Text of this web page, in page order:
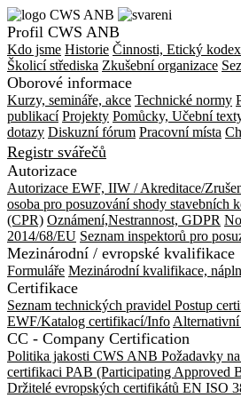
Profil CWS ANB
Kdo jsme Historie Činnosti, Etický kodex
Školicí střediska Zkušební organizace
Oborové informace
Kurzy, semináře, akce Technické normy
publikací Projekty Pomůcky, Učební
dotazy Diskuzní fórum Pracovní místa
Registr svářečů
Autorizace
Autorizace EWF, IIW / Akreditace/
osoba pro posuzování shody stavebních
(CPR) Oznámení,Nestrannost, GDPR
2014/68/EU Seznam inspektorů pro
Mezinárodní / evropské kvalifikace
Formuláře Mezinárodní kvalifikace,
Certifikace
Seznam technických pravidel Postup
EWF/Katalog certifikací/Info
CC - Company Certification
Politika jakosti CWS ANB Požadavky
certifikaci PAB (Participating Approved
Držitelé evropských certifikátů EN ISO